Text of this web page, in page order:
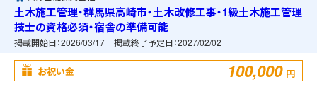
土木施工管理・群馬県高崎市・土木改修工事・1級土木施工管理
技士の資格必須・宿舎の準備可能
掲載開始日：2026/03/17 掲載終了予定日：2027/02/02
お祝い金 100,000 円